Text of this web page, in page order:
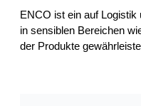
ENCO ist ein auf
in sensiblen Bereichen
der Produkte